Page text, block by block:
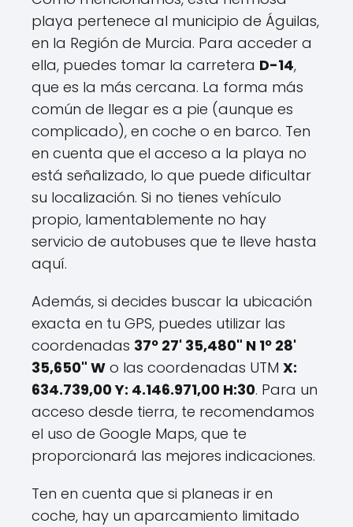
playa pertenece al municipio de Águilas,
en la Región de Murcia. Para acceder a
ella, puedes tomar la carretera D-14,
que es la más cercana. La forma más
común de llegar es a pie (aunque es
complicado), en coche o en barco. Ten
en cuenta que el acceso a la playa no
está señalizado, lo que puede dificultar
su localización. Si no tienes vehículo
propio, lamentablemente no hay
servicio de autobuses que te lleve hasta
aquí.
Además, si decides buscar la ubicación
exacta en tu GPS, puedes utilizar las
coordenadas 37º 27' 35,480" N 1º 28'
35,650" W o las coordenadas UTM X:
634.739,00 Y: 4.146.971,00 H:30. Para un
acceso desde tierra, te recomendamos
el uso de Google Maps, que te
proporcionará las mejores indicaciones.
Ten en cuenta que si planeas ir en
coche, hay un aparcamiento limitado